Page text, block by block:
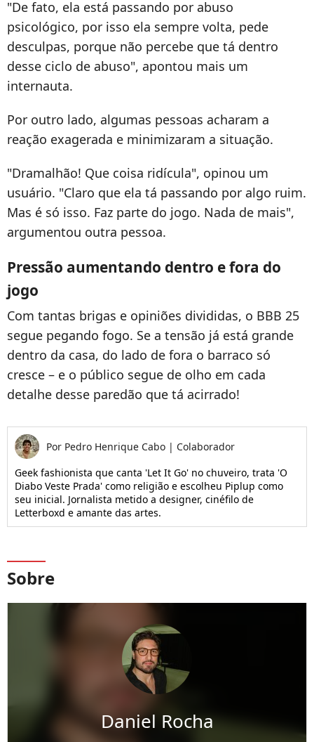
"De fato, ela está passando por abuso
psicológico, por isso ela sempre volta, pede
desculpas, porque não percebe que tá dentro
desse ciclo de abuso", apontou mais um
internauta.
Por outro lado, algumas pessoas acharam a
reação exagerada e minimizaram a situação.
"Dramalhão! Que coisa ridícula", opinou um
usuário. "Claro que ela tá passando por algo ruim.
Mas é só isso. Faz parte do jogo. Nada de mais",
argumentou outra pessoa.
Pressão aumentando dentro e fora do
jogo
Com tantas brigas e opiniões divididas, o BBB 25
segue pegando fogo. Se a tensão já está grande
dentro da casa, do lado de fora o barraco só
cresce – e o público segue de olho em cada
detalhe desse paredão que tá acirrado!
Por Pedro Henrique Cabo | Colaborador
Geek fashionista que canta 'Let It Go' no chuveiro, trata 'O
Diabo Veste Prada' como religião e escolheu Piplup como
seu inicial. Jornalista metido a designer, cinéfilo de
Letterboxd e amante das artes.
Sobre
Daniel Rocha